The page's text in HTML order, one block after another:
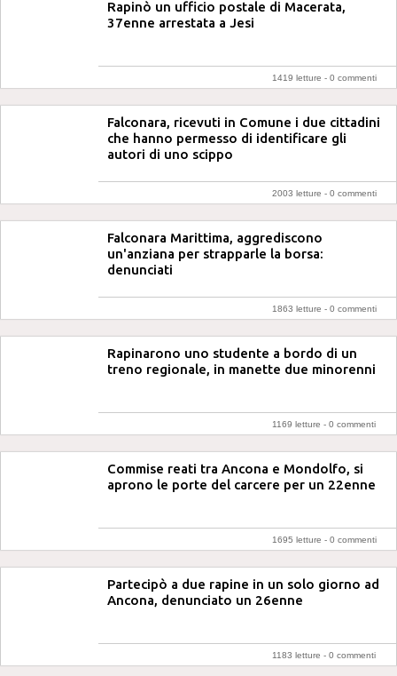
Rapinò un ufficio postale di Macerata,
37enne arrestata a Jesi
1419 letture - 0 commenti
Falconara, ricevuti in Comune i due cittadini
che hanno permesso di identificare gli
autori di uno scippo
2003 letture - 0 commenti
Falconara Marittima, aggrediscono
un'anziana per strapparle la borsa:
denunciati
1863 letture - 0 commenti
Rapinarono uno studente a bordo di un
treno regionale, in manette due minorenni
1169 letture - 0 commenti
Commise reati tra Ancona e Mondolfo, si
aprono le porte del carcere per un 22enne
1695 letture - 0 commenti
Partecipò a due rapine in un solo giorno ad
Ancona, denunciato un 26enne
1183 letture - 0 commenti